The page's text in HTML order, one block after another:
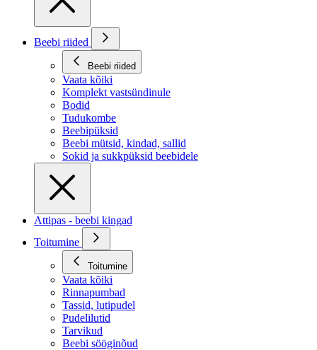
Beebi riided
Beebi riided
Vaata kõiki
Komplekt vastsündinule
Bodid
Tudukombe
Beebipüksid
Beebi mütsid, kindad, sallid
Sokid ja sukkpüksid beebidele
Attipas - beebi kingad
Toitumine
Toitumine
Vaata kõiki
Rinnapumbad
Tassid, lutipudel
Pudelilutid
Tarvikud
Beebi sööginõud